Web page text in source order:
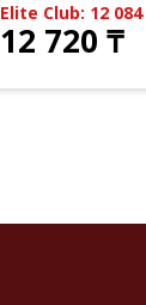
Elite Club: 12 084
12 720 ₸